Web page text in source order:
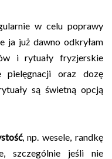
w celu poprawy
ja już dawno odkryłam
i rytuały fryzjerskie
pielęgnacji oraz dozę
są świetną opcją
, np. wesele, randkę
szczególnie jeśli nie